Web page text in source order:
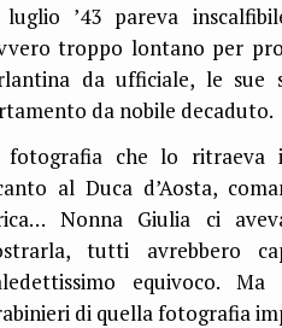
luglio ’43 pareva
troppo lontano per
da ufficiale, le
da nobile decaduto.
fotografia che lo ritraeva
al Duca d’Aosta,
Nonna Giulia ci
tutti avrebbero
equivoco.
di quella fotografia